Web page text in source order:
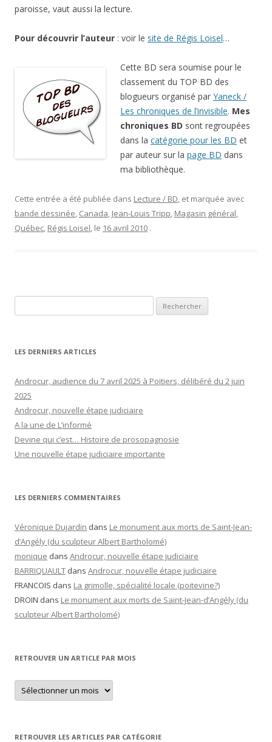
paroisse, vaut aussi la lecture.
Pour découvrir l’auteur : voir le site de Régis Loisel…
Cette BD sera soumise pour le
classement du TOP BD des
blogueurs organisé par Yaneck /
Les chroniques de l’invisible. Mes
chroniques BD sont regroupées
dans la catégorie pour les BD et
par auteur sur la page BD dans
ma bibliothèque.
Cette entrée a été publiée dans Lecture / BD, et marquée avec
bande dessinée, Canada, Jean-Louis Tripp, Magasin général,
Québec, Régis Loisel, le 16 avril 2010 .
LES DERNIERS ARTICLES
Androcur, audience du 7 avril 2025 à Poitiers, délibéré du 2 juin
2025
Androcur, nouvelle étape judiciaire
A la une de L’informé
Devine qui c’est… Histoire de prosopagnosie
Une nouvelle étape judiciaire importante
LES DERNIERS COMMENTAIRES
Véronique Dujardin dans Le monument aux morts de Saint-Jean-
d’Angély (du sculpteur Albert Bartholomé)
monique dans Androcur, nouvelle étape judiciaire
BARRIQUAULT dans Androcur, nouvelle étape judiciaire
FRANCOIS dans La grimolle, spécialité locale (poitevine?)
DROIN dans Le monument aux morts de Saint-Jean-d’Angély (du
sculpteur Albert Bartholomé)
RETROUVER UN ARTICLE PAR MOIS
Retrouver
un
article
RETROUVER LES ARTICLES PAR CATÉGORIE